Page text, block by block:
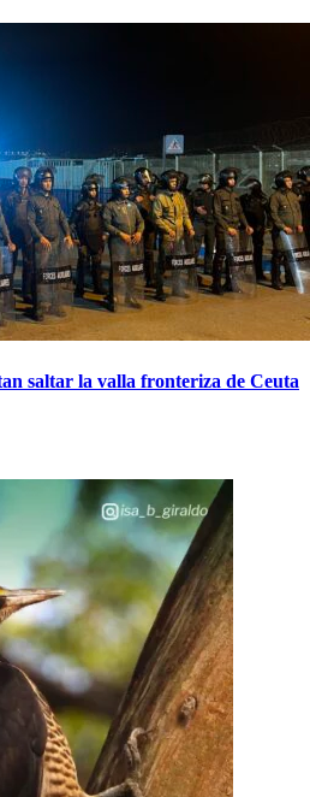
saltar la valla fronteriza de Ceuta